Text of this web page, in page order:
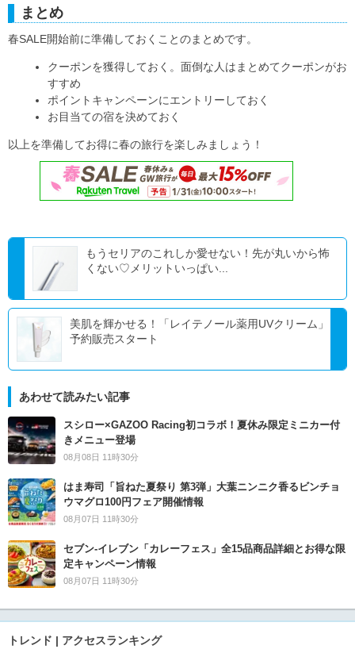
まとめ
春SALE開始前に準備しておくことのまとめです。
クーポンを獲得しておく。面倒な人はまとめてクーポンがお
すすめ
ポイントキャンペーンにエントリーしておく
お目当ての宿を決めておく
以上を準備してお得に春の旅行を楽しみましょう！
もうセリアのこれしか愛せない！先が丸いから怖
くない♡メリットいっぱい...
美肌を輝かせる！「レイテノール薬用UVクリーム」
予約販売スタート
あわせて読みたい記事
スシロー×GAZOO Racing初コラボ！夏休み限定ミニカー付
きメニュー登場
08月08日 11時30分
はま寿司「旨ねた夏祭り 第3弾」大葉ニンニク香るビンチョ
ウマグロ100円フェア開催情報
08月07日 11時30分
セブン‐イレブン「カレーフェス」全15品商品詳細とお得な限
定キャンペーン情報
08月07日 11時30分
トレンド | アクセスランキング